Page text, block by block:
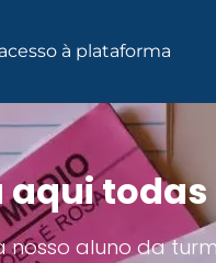
acesso à plataforma
aqui todas
nosso aluno da